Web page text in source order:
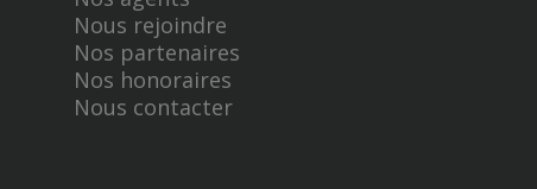
Nous rejoindre
Nos partenaires
Nos honoraires
Nous contacter